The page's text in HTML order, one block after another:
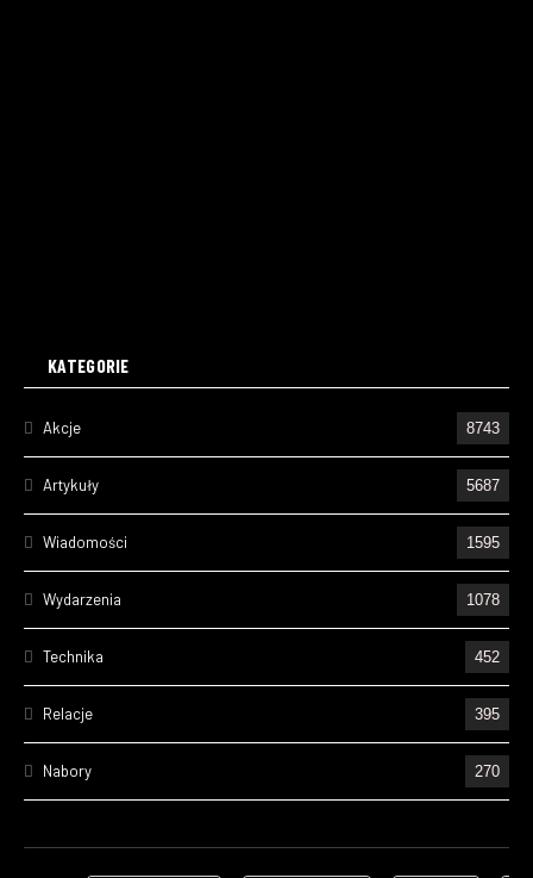
KATEGORIE
Akcje 8743
Artykuły 5687
Wiadomości 1595
Wydarzenia 1078
Technika 452
Relacje 395
Nabory 270